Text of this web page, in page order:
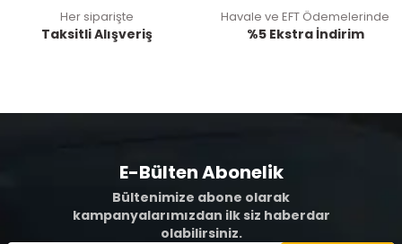
Her siparişte
Taksitli Alışveriş
Havale ve EFT Ödemelerinde
%5 Ekstra İndirim
E-Bülten Abonelik
Bültenimize abone olarak
kampanyalarımızdan ilk siz haberdar
olabilirsiniz.